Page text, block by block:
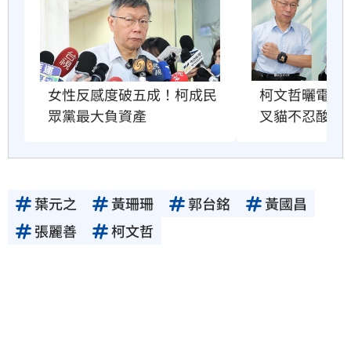
女性反感度破五成！柯成民
眾黨最大負資產
柯文哲曬電子
叉貓不忍酸爆
葉元之 黃珊珊 郭台銘
黃國昌
張麗善
柯文哲